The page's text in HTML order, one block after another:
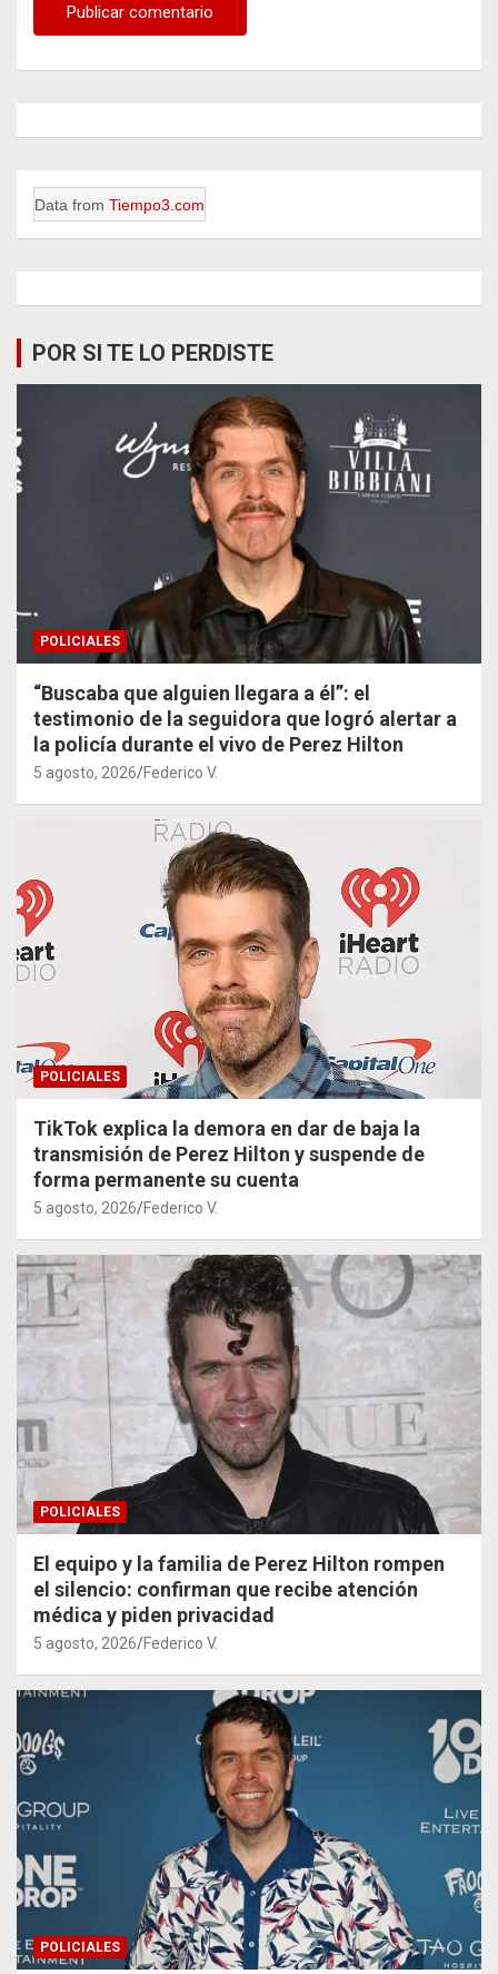
Data from Tiempo3.com
POR SI TE LO PERDISTE
POLICIALES
“Buscaba que alguien llegara a él”: el
testimonio de la seguidora que logró alertar a
la policía durante el vivo de Perez Hilton
5 agosto, 2026 Federico V.
POLICIALES
TikTok explica la demora en dar de baja la
transmisión de Perez Hilton y suspende de
forma permanente su cuenta
5 agosto, 2026 Federico V.
POLICIALES
El equipo y la familia de Perez Hilton rompen
el silencio: confirman que recibe atención
médica y piden privacidad
5 agosto, 2026 Federico V.
POLICIALES